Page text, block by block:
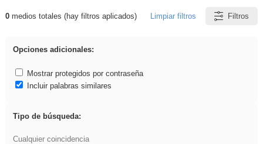
Resultados de: Acinonyx
0medios totales (hay filtros aplicados) Limpiar filtros Filtros
Opciones adicionales:
Mostrar protegidos por contraseña
Incluir palabras similares
Tipo de búsqueda:
Cualquier coincidencia